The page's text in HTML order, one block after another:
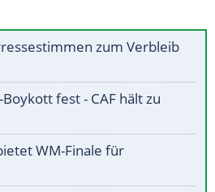
zum Verbleib
Boykott fest - CAF hält zu
WM-Finale für